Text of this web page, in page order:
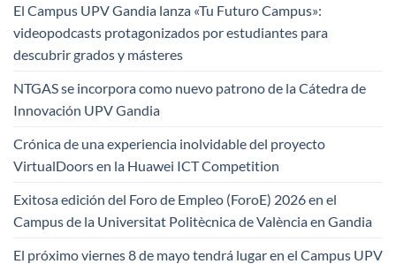
El Campus UPV Gandia lanza «Tu Futuro Campus»:
videopodcasts protagonizados por estudiantes para
descubrir grados y másteres
NTGAS se incorpora como nuevo patrono de la Cátedra de
Innovación UPV Gandia
Crónica de una experiencia inolvidable del proyecto
VirtualDoors en la Huawei ICT Competition
Exitosa edición del Foro de Empleo (ForoE) 2026 en el
Campus de la Universitat Politècnica de València en Gandia
El próximo viernes 8 de mayo tendrá lugar en el Campus UPV